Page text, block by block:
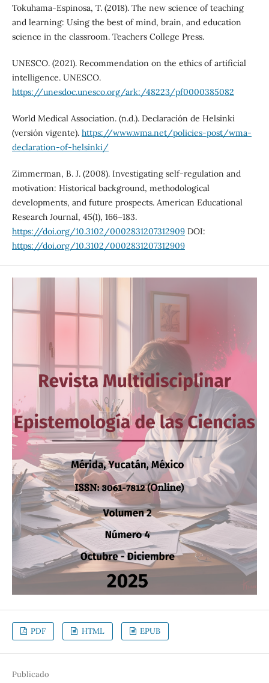
Tokuhama-Espinosa, T. (2018). The new science of teaching
and learning: Using the best of mind, brain, and education
science in the classroom. Teachers College Press.
UNESCO. (2021). Recommendation on the ethics of artificial
intelligence. UNESCO.
https://unesdoc.unesco.org/ark:/48223/pf0000385082
World Medical Association. (n.d.). Declaración de Helsinki
(versión vigente). https://www.wma.net/policies-post/wma-
declaration-of-helsinki/
Zimmerman, B. J. (2008). Investigating self-regulation and
motivation: Historical background, methodological
developments, and future prospects. American Educational
Research Journal, 45(1), 166–183.
https://doi.org/10.3102/0002831207312909DOI:
https://doi.org/10.3102/0002831207312909
PDF HTML EPUB
Publicado